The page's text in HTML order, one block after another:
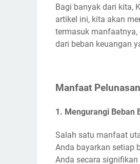
Bagi banyak dari kita,
artikel ini, kita akan
termasuk
dari beban keuangan
Manfaat
1. Mengurangi Beban
Salah satu manfaat
Anda bayarkan setiap
Anda secara